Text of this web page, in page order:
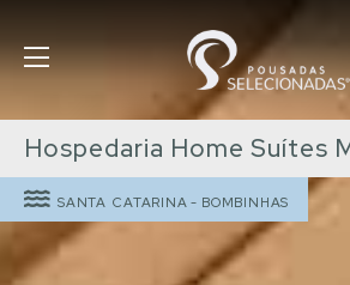
Hospedaria Home Suítes
SANTA CATARINA - BOMBINHAS